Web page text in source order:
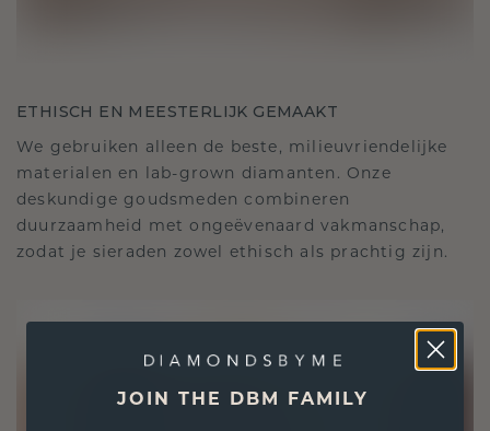
ETHISCH EN MEESTERLIJK GEMAAKT
We gebruiken alleen de beste, milieuvriendelijke
materialen en lab-grown diamanten. Onze
deskundige goudsmeden combineren
duurzaamheid met ongeëvenaard vakmanschap,
zodat je sieraden zowel ethisch als prachtig zijn.
JOIN THE DBM FAMILY